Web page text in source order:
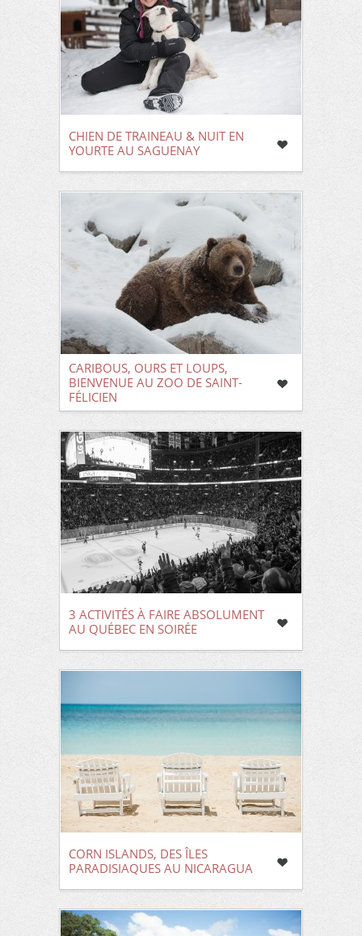
CHIEN DE TRAINEAU & NUIT EN
YOURTE AU SAGUENAY
CARIBOUS, OURS ET LOUPS,
BIENVENUE AU ZOO DE SAINT-
FÉLICIEN
3 ACTIVITÉS À FAIRE ABSOLUMENT
AU QUÉBEC EN SOIRÉE
CORN ISLANDS, DES ÎLES
PARADISIAQUES AU NICARAGUA